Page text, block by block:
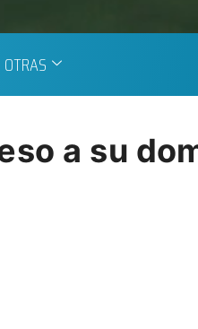
OTRAS
a su